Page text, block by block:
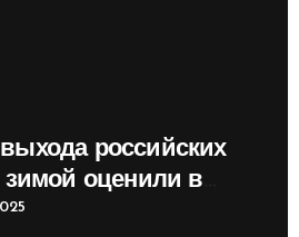
российских
зимой оценили в